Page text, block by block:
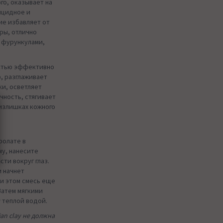
оказывает на
и
избавляет от
отлично
эффективно
разглаживает
осветляет
стягивает
кожного
в
нанесите
вокруг глаз.
начнет
этом смесь еще
мягкими
водой.
clay не должна